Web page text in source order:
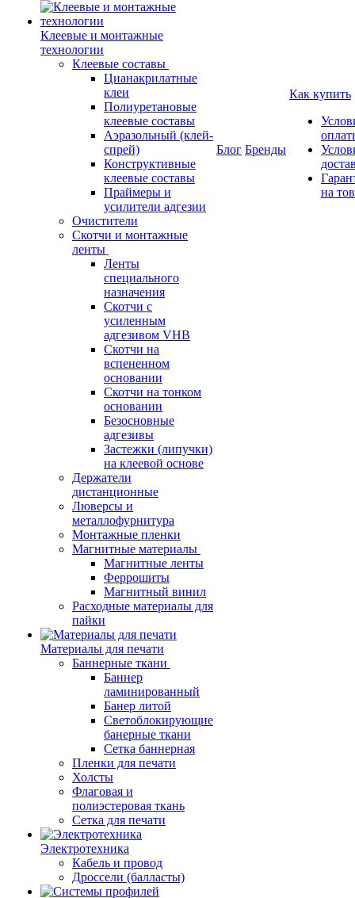
Клеевые и монтажные
технологии
Клеевые составы
Цианакрилатные
клеи
Полиуретановые
клеевые составы
Аэразольный (клей-
спрей)
Конструктивные
клеевые составы
Праймеры и
усилители адгезии
Очистители
Скотчи и монтажные
ленты
Ленты
специального
назначения
Скотчи с
усиленным
адгезивом VHB
Скотчи на
вспененном
основании
Скотчи на тонком
основании
Безосновные
адгезивы
Застежки (липучки)
на клеевой основе
Держатели
дистанционные
Люверсы и
металлофурнитура
Монтажные пленки
Магнитные материалы
Магнитные ленты
Феррошиты
Магнитный винил
Расходные материалы для
пайки
Материалы для печати
Баннерные ткани
Баннер
ламинированный
Банер литой
Светоблокирующие
банерные ткани
Сетка баннерная
Пленки для печати
Холсты
Флаговая и
полиэстеровая ткань
Сетка для печати
Электротехника
Кабель и провод
Дроссели (балласты)
Блог Бренды
Как купить
на